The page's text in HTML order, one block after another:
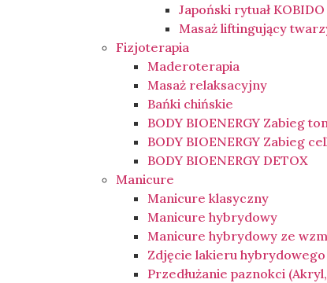
Japoński rytuał KOBIDO
Masaż liftingujący
Fizjoterapia
Maderoterapia
Masaż relaksacyjny
Bańki chińskie
BODY BIOENERGY Zabieg
BODY BIOENERGY Zabieg
BODY BIOENERGY DETOX
Manicure
Manicure klasyczny
Manicure hybrydowy
Manicure hybrydowy ze
Zdjęcie lakieru hybrydowego
Przedłużanie paznokci